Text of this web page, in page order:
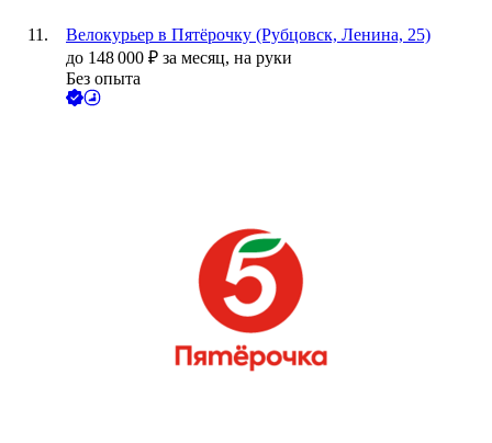
Велокурьер в Пятёрочку (Рубцовск, Ленина, 25)
до 148 000 ₽ за месяц, на руки
Без опыта